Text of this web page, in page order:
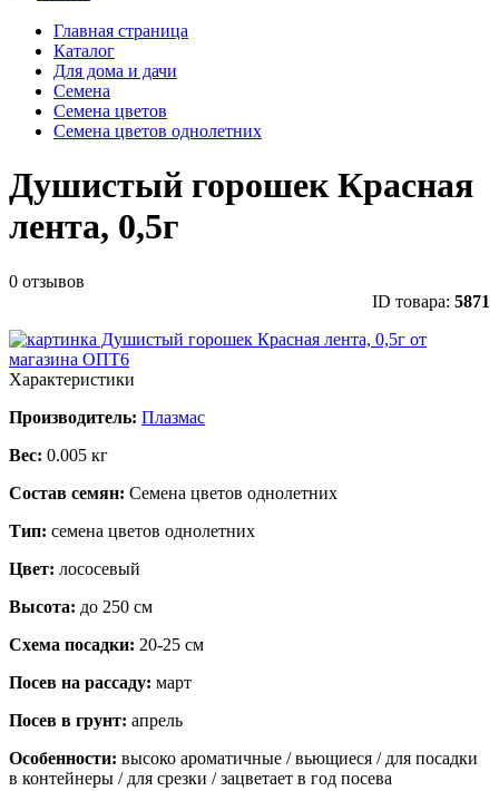
Главная страница
Каталог
Для дома и дачи
Семена
Семена цветов
Семена цветов однолетних
Душистый горошек Красная
лента, 0,5г
0 отзывов
ID товара: 5871
Характеристики
Производитель: Плазмас
Вес: 0.005 кг
Состав семян: Семена цветов однолетних
Тип: семена цветов однолетних
Цвет: лососевый
Высота: до 250 см
Схема посадки: 20-25 см
Посев на рассаду: март
Посев в грунт: апрель
Особенности: высоко ароматичные / вьющиеся / для посадки
в контейнеры / для срезки / зацветает в год посева